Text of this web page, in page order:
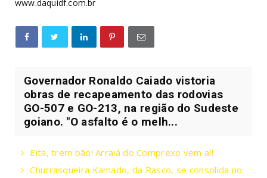
www.daquidf.com.br
Governador Ronaldo Caiado vistoria
obras de recapeamento das rodovias
GO-507 e GO-213, na região do Sudeste
goiano. "O asfalto é o melh...
Eita, trem bão! Arraiá do Comprexo vem aí!
Churrasqueira Kamado, da Rasco, se consolida no